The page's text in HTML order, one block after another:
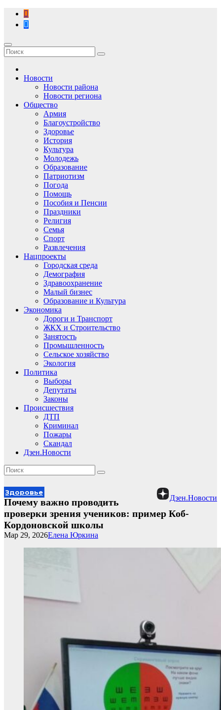
Перейти
содержимому
Новости
Новости района
Новости региона
Общество
Армия
Благоустройство
Здоровье
История
Культура
Молодежь
Образование
Патриотизм
Погода
Помощь
Пособия и Пенсии
Праздники
Религия
Семья
Спорт
Развлечения
Нацпроекты
Городская среда
Демография
Здравоохранение
Малый бизнес
Образование и Культура
Экономика
Дороги и Транспорт
ЖКХ и Строительство
Занятость
Промышленность
Сельское хозяйство
Экология
Политика
Выборы
Депутаты
Законы
Происшествия
ДТП
Криминал
Пожары
Скандал
Дзен.Новости
Дзен.Новости
Здоровье
Почему важно проводить
проверки зрения учеников: пример Коб-
Кордоновской школы
Елена Юркина
Мар 29, 2026